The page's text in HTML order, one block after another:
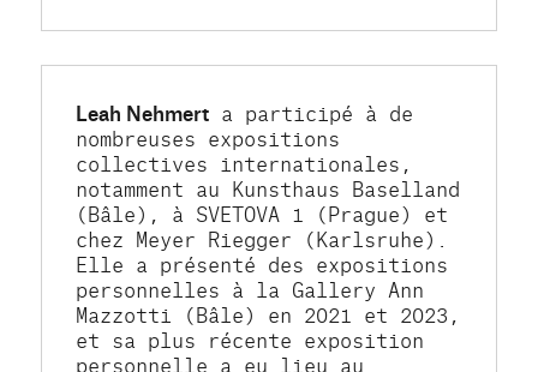
Leah Nehmert a participé à de
nombreuses expositions
collectives internationales,
notamment au Kunsthaus Baselland
(Bâle), à SVETOVA 1 (Prague) et
chez Meyer Riegger (Karlsruhe).
Elle a présenté des expositions
personnelles à la Gallery Ann
Mazzotti (Bâle) en 2021 et 2023,
et sa plus récente exposition
personnelle a eu lieu au